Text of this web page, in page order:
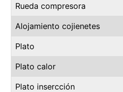
Rueda compresora
Alojamiento cojienetes
Plato
Plato calor
Plato insercción